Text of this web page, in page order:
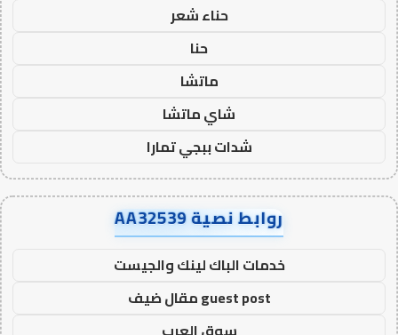
حناء شعر
حنا
ماتشا
شاي ماتشا
شدات ببجي تمارا
روابط نصية AA32539
خدمات الباك لينك والجيست
guest post مقال ضيف